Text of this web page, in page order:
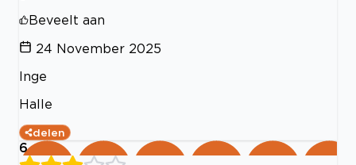
Beveelt aan
24 November 2025
Inge
Halle
delen
6